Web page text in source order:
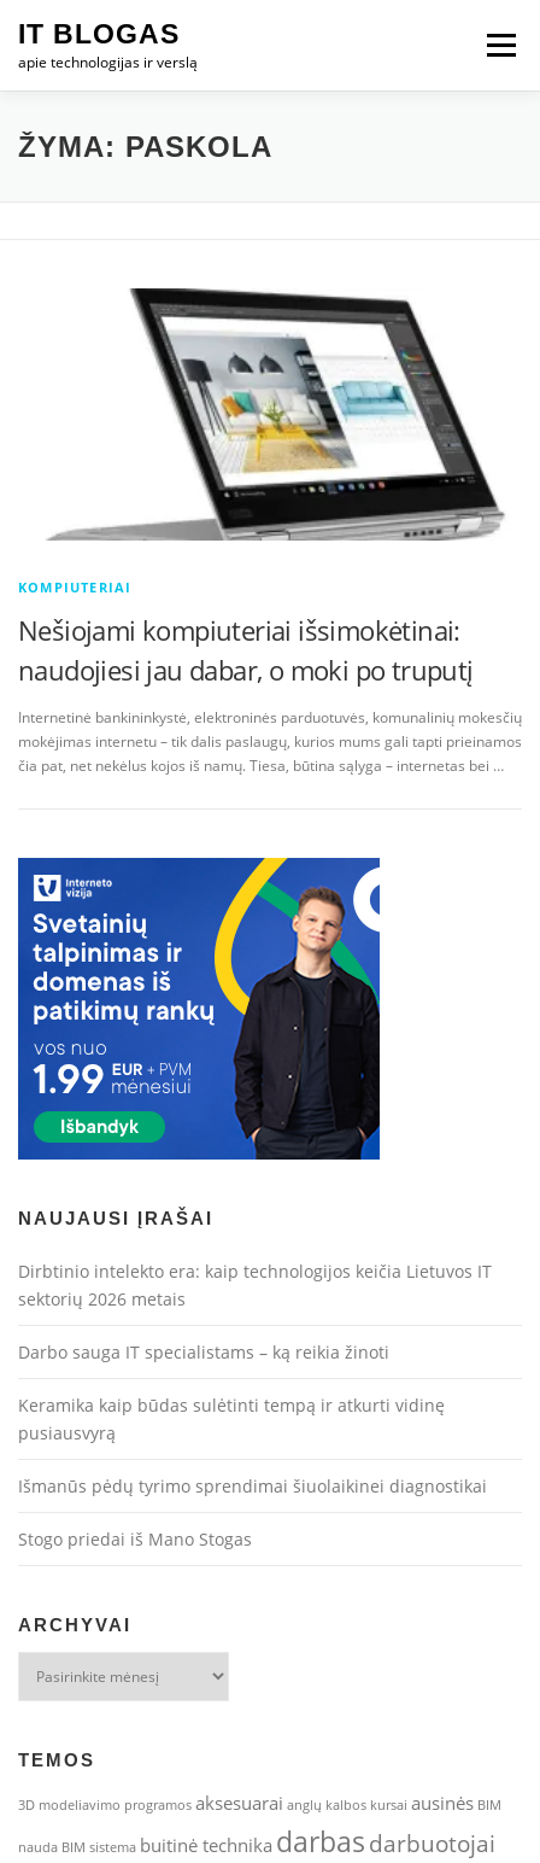
turinio
IT BLOGAS
apie technologijas ir verslą
Meniu
PRADŽIA IT VERSLAS
ŽYMA: PASKOLA
KOMPIUTERIAI
Nešiojami kompiuteriai išsimokėtinai:
naudojiesi jau dabar, o moki po truputį
Internetinė bankininkystė, elektroninės parduotuvės, komunalinių mokesčių
mokėjimas internetu – tik dalis paslaugų, kurios mums gali tapti prieinamos
čia pat, net nekėlus kojos iš namų. Tiesa, būtina sąlyga – internetas bei …
NAUJAUSI ĮRAŠAI
Dirbtinio intelekto era: kaip technologijos keičia Lietuvos IT
sektorių 2026 metais
Darbo sauga IT specialistams – ką reikia žinoti
Keramika kaip būdas sulėtinti tempą ir atkurti vidinę
pusiausvyrą
Išmanūs pėdų tyrimo sprendimai šiuolaikinei diagnostikai
Stogo priedai iš Mano Stogas
ARCHYVAI
TEMOS
3D modeliavimo programos aksesuarai anglų kalbos kursai ausinės BIM
nauda BIM sistema buitinė technika darbas darbuotojai